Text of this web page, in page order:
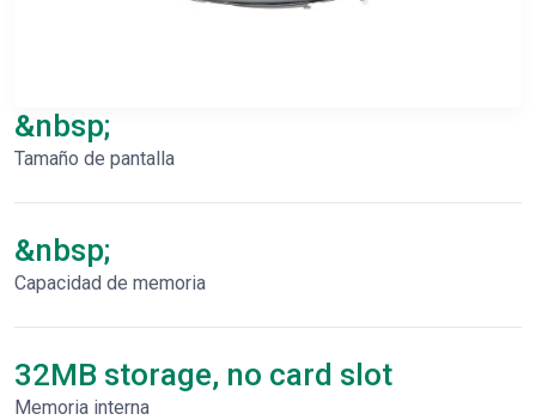
&nbsp;
Tamaño de pantalla
&nbsp;
Capacidad de memoria
32MB storage, no card slot
Memoria interna